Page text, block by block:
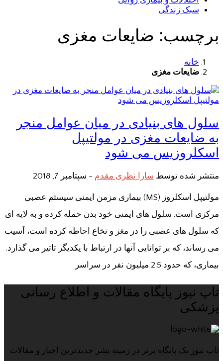
سبک زندگی
برچسب: ضایعات مغزی
خانه
ضایعات مغزی
سلول های بنیادی در میان عوامل منجر
به ضایعات مغزی در مولتیپل
اسکلروزیس می شود
منتشر شده توسط سارا نظری مقدم - سپتامبر 7, 2018
مولتیپل اسکلروز (MS) بیماری مزمن ایمنی سیستم عصبی
مرکزی است. سلول های ایمنی خود بدن حمله کرده و به لایه ای
که سلول های عصبی را در مغز و نخاع احاطه کرده است، آسیب
می رساند، که بر توانایی آنها در ارتباط با یکدیگر تاثیر می گذارد.
بیماری، که حدود 2.5 میلیون نفر در سراسر
تاپ نیوز پایگاه مقالات و اطلاع رسانی
پزشکی
تاپ نیوز یک پایگاه برتر در زمینه نشر جدیدترین اخبار و مقالات